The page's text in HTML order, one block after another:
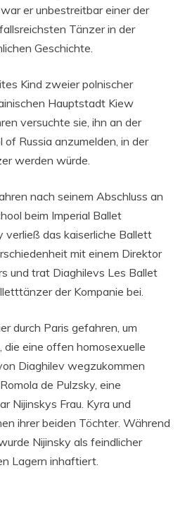
er unbestreitbar einer der
Tänzer in der
Geschichte.
Kind zweier polnischer
Hauptstadt Kiew
versuchte sie, ihn an der
of Russia anzumelden, in der
werden würde.
nach seinem Abschluss an
beim Imperial Ballet
verließ das kaiserliche Ballett
mit einem Direktor
und trat Diaghilevs Les Ballet
der Kompanie bei.
durch Paris gefahren, um
eine offen homosexuelle
Diaghilev wegzukommen
de Pulzsky, eine
Nijinskys Frau. Kyra und
ihrer beiden Töchter. Während
Nijinsky als feindlicher
Lagern inhaftiert.